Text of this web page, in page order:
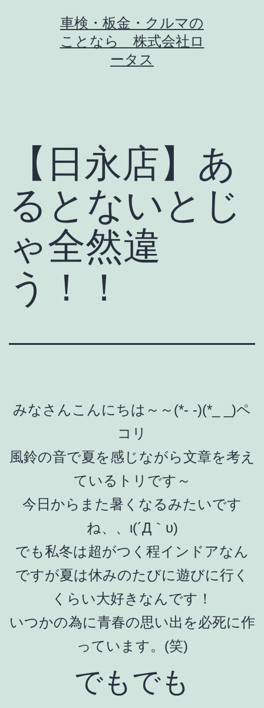
車検・板金・クルマの
ことなら 株式会社ロ
ータス
【日永店】あ
るとないとじ
ゃ全然違
う！！
みなさんこんにちは～～(*- -)(*_ _)ペ
コリ
風鈴の音で夏を感じながら文章を考え
ているトリです～
今日からまた暑くなるみたいです
ね、、ι(´Д｀υ)
でも私冬は超がつく程インドアなん
ですが夏は休みのたびに遊びに行く
くらい大好きなんです！
いつかの為に青春の思い出を必死に作
っています。(笑)
でもでも